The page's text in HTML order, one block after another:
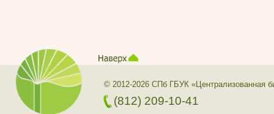
© 2012-2026 СПб ГБУК «Централизованная
(812) 209-10-41